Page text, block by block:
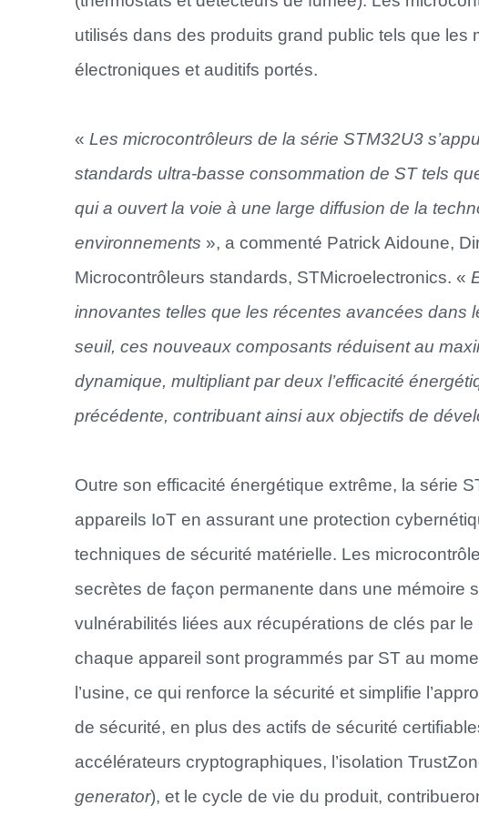
utilisés dans des produits grand public tels que les
électroniques et auditifs portés.
« Les microcontrôleurs de la série STM32U3
standards ultra-basse consommation de ST tels
qui a ouvert la voie à une large diffusion de la
environnements », a commenté Patrick Aidoune,
Microcontrôleurs standards, STMicroelectronics. «
innovantes telles que les récentes avancées dans
seuil, ces nouveaux composants réduisent au
dynamique, multipliant par deux l’efficacité
précédente, contribuant ainsi aux objectifs de
Outre son efficacité énergétique extrême, la série
appareils IoT en assurant une protection
techniques de sécurité matérielle. Les
secrètes de façon permanente dans une mémoire
vulnérabilités liées aux récupérations de clés par
chaque appareil sont programmés par ST au
l’usine, ce qui renforce la sécurité et simplifie
de sécurité, en plus des actifs de sécurité
accélérateurs cryptographiques, l’isolation
generator), et le cycle de vie du produit,